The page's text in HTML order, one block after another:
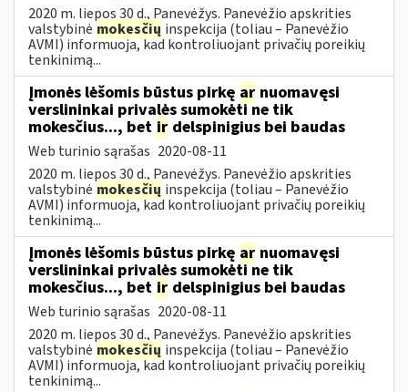
2020 m. liepos 30 d., Panevėžys. Panevėžio apskrities
valstybinė mokesčių inspekcija (toliau – Panevėžio
AVMI) informuoja, kad kontroliuojant privačių poreikių
tenkinimą...
Įmonės lėšomis būstus pirkę ar nuomavęsi
verslininkai privalės sumokėti ne tik
mokesčius..., bet ir delspinigius bei baudas
Web turinio sąrašas 2020-08-11
2020 m. liepos 30 d., Panevėžys. Panevėžio apskrities
valstybinė mokesčių inspekcija (toliau – Panevėžio
AVMI) informuoja, kad kontroliuojant privačių poreikių
tenkinimą...
Įmonės lėšomis būstus pirkę ar nuomavęsi
verslininkai privalės sumokėti ne tik
mokesčius..., bet ir delspinigius bei baudas
Web turinio sąrašas 2020-08-11
2020 m. liepos 30 d., Panevėžys. Panevėžio apskrities
valstybinė mokesčių inspekcija (toliau – Panevėžio
AVMI) informuoja, kad kontroliuojant privačių poreikių
tenkinimą...